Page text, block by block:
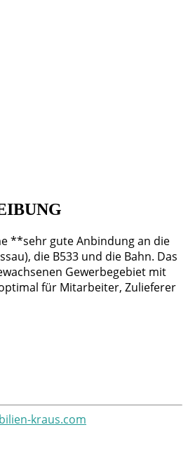
**sehr gute Anbindung an die
die B533 und die Bahn. Das
Gewerbegebiet mit
für Mitarbeiter, Zulieferer
kraus.com